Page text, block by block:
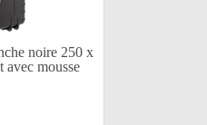
noire 250 x
avec mousse